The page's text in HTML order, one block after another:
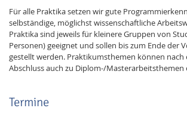
Für alle Praktika setzen wir gute
selbständige, möglichst wissenschaftliche
Praktika sind jeweils für kleinere Gruppen von
Personen) geeignet und sollen bis zum Ende der
gestellt werden. Praktikumsthemen können nach
Abschluss auch zu Diplom-/
Termine